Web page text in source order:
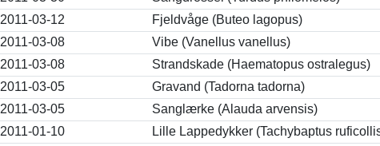
2011-03-12 Fjeldvåge (Buteo lagopus)
2011-03-08 Vibe (Vanellus vanellus)
2011-03-08 Strandskade (Haematopus ostralegus)
2011-03-05 Gravand (Tadorna tadorna)
2011-03-05 Sanglærke (Alauda arvensis)
2011-01-10 Lille Lappedykker (Tachybaptus